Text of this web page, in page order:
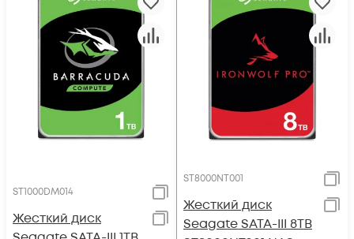
ST1000DM014
Жесткий диск
ST8000NT001
Жесткий диск
Seagate SATA-III 8TB